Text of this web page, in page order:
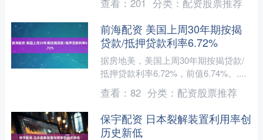
晶宫的埃别雷奇·埃泽....
查看： 201 分类： 配资股票推荐
前海配资 美国上周30年期按揭
贷款/抵押贷款利率6.72%
据房地美，美国上周30年期按揭贷款/
抵押贷款利率6.72%，前值6.74%。....
查看： 82 分类： 配资股票推荐
保宇配资 日本裂解装置利用率创
历史新低